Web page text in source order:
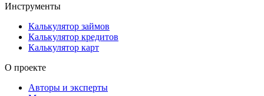
Инструменты
Калькулятор займов
Калькулятор кредитов
Калькулятор карт
О проекте
Авторы и эксперты